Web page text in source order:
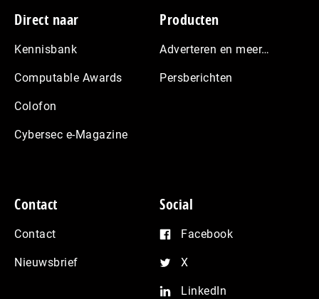
Footer
Direct naar
Kennisbank
Computable Awards
Colofon
Cybersec e-Magazine
Producten
Adverteren en meer…
Persberichten
Contact
Contact
Nieuwsbrief
Social
Facebook
X
LinkedIn